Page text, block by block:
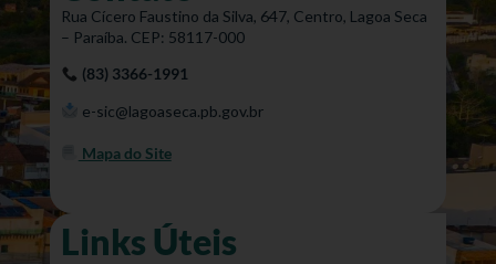
Rua Cícero Faustino da Silva, 647, Centro, Lagoa Seca
– Paraíba. CEP: 58117-000
(83) 3366-1991
e-sic@lagoaseca.pb.gov.br
Mapa do Site
Links Úteis